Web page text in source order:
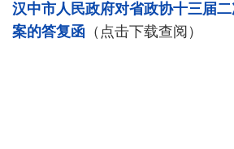
汉中市人民政府对省政协十三届
案的答复函 （点击下载查阅）